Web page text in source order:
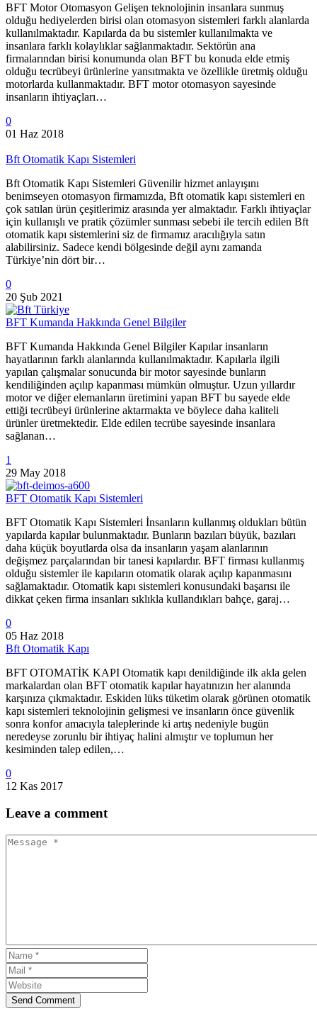
BFT Motor Otomasyon Gelişen teknolojinin insanlara sunmuş
olduğu hediyelerden birisi olan otomasyon sistemleri farklı alanlarda
kullanılmaktadır. Kapılarda da bu sistemler kullanılmakta ve
insanlara farklı kolaylıklar sağlanmaktadır. Sektörün ana
firmalarından birisi konumunda olan BFT bu konuda elde etmiş
olduğu tecrübeyi ürünlerine yansıtmakta ve özellikle üretmiş olduğu
motorlarda kullanmaktadır. BFT motor otomasyon sayesinde
insanların ihtiyaçları…
0
01 Haz 2018
Bft Otomatik Kapı Sistemleri
Bft Otomatik Kapı Sistemleri Güvenilir hizmet anlayışını
benimseyen otomasyon firmamızda, Bft otomatik kapı sistemleri en
çok satılan ürün çeşitlerimiz arasında yer almaktadır. Farklı ihtiyaçlar
için kullanışlı ve pratik çözümler sunması sebebi ile tercih edilen Bft
otomatik kapı sistemlerini siz de firmamız aracılığıyla satın
alabilirsiniz. Sadece kendi bölgesinde değil aynı zamanda
Türkiye’nin dört bir…
0
20 Şub 2021
BFT Kumanda Hakkında Genel Bilgiler
BFT Kumanda Hakkında Genel Bilgiler Kapılar insanların
hayatlarının farklı alanlarında kullanılmaktadır. Kapılarla ilgili
yapılan çalışmalar sonucunda bir motor sayesinde bunların
kendiliğinden açılıp kapanması mümkün olmuştur. Uzun yıllardır
motor ve diğer elemanların üretimini yapan BFT bu sayede elde
ettiği tecrübeyi ürünlerine aktarmakta ve böylece daha kaliteli
ürünler üretmektedir. Elde edilen tecrübe sayesinde insanlara
sağlanan…
1
29 May 2018
BFT Otomatik Kapı Sistemleri
BFT Otomatik Kapı Sistemleri İnsanların kullanmış oldukları bütün
yapılarda kapılar bulunmaktadır. Bunların bazıları büyük, bazıları
daha küçük boyutlarda olsa da insanların yaşam alanlarının
değişmez parçalarından bir tanesi kapılardır. BFT firması kullanmış
olduğu sistemler ile kapıların otomatik olarak açılıp kapanmasını
sağlamaktadır. Otomatik kapı sistemleri konusundaki başarısı ile
dikkat çeken firma insanları sıklıkla kullandıkları bahçe, garaj…
0
05 Haz 2018
Bft Otomatik Kapı
BFT OTOMATİK KAPI Otomatik kapı denildiğinde ilk akla gelen
markalardan olan BFT otomatik kapılar hayatınızın her alanında
karşınıza çıkmaktadır. Eskiden lüks tüketim olarak görünen otomatik
kapı sistemleri teknolojinin gelişmesi ve insanların önce güvenlik
sonra konfor amacıyla taleplerinde ki artış nedeniyle bugün
neredeyse zorunlu bir ihtiyaç halini almıştır ve toplumun her
kesiminden talep edilen,…
0
12 Kas 2017
Leave a comment
Send Comment